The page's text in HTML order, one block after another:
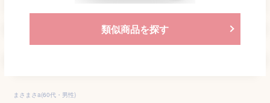
類似商品を探す
まさまさa(60代・男性)